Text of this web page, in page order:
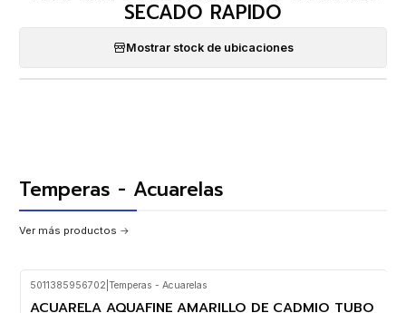
SECADO RAPIDO
Mostrar stock de ubicaciones
Temperas - Acuarelas
Ver más productos
5011385956702 Temperas - Acuarelas
ACUARELA AQUAFINE AMARILLO DE CADMIO TUBO